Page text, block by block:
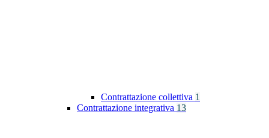
Contrattazione collettiva 1
Contrattazione integrativa 13